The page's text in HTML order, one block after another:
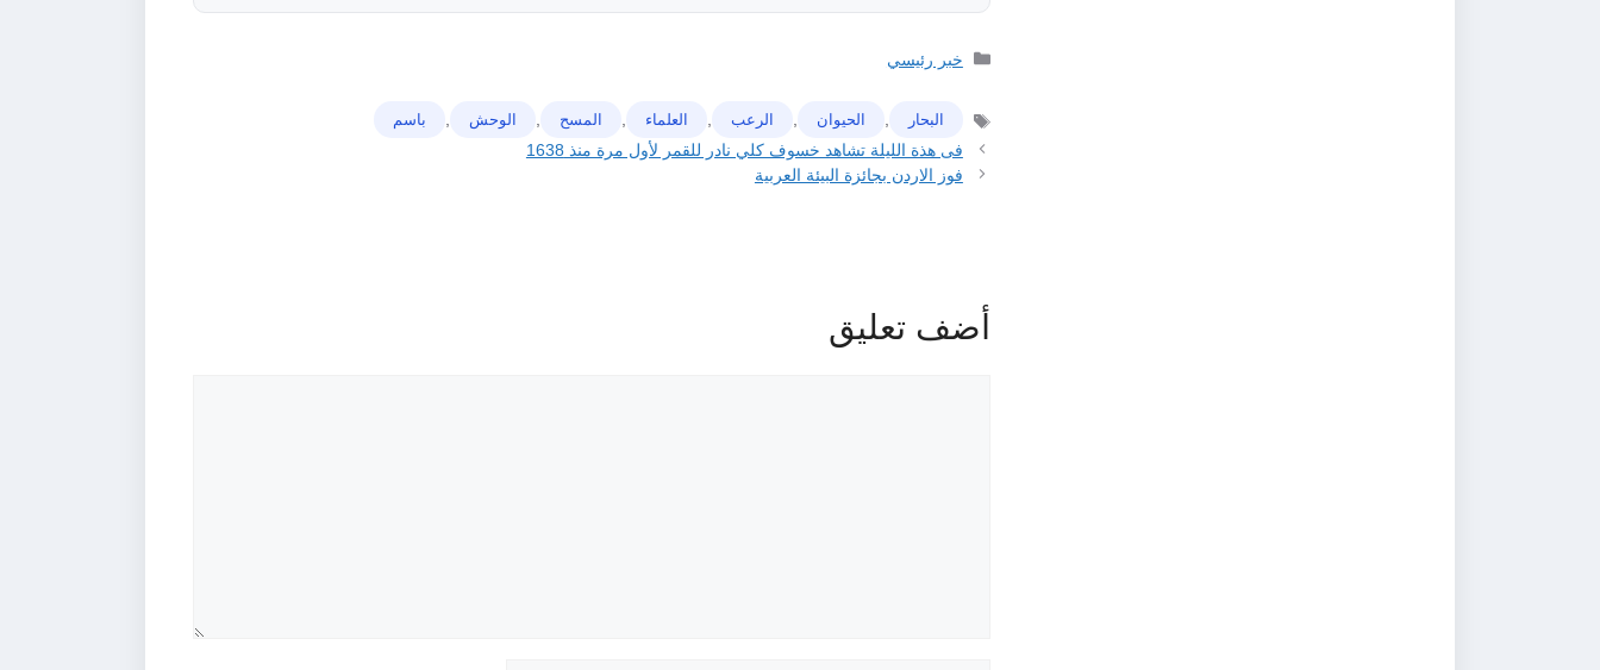
التصنيفات
خبر رئيسي
الوسوم
البحار الحيوان الرعب العلماء ﺍﻟﻤﺴﺢ الوحش باسم
فى هذة الليلة تشاهد خسوف كلي نادر للقمر لأول مرة منذ 1638
فوز الاردن بجائزة البيئة العربية
أضف تعليق